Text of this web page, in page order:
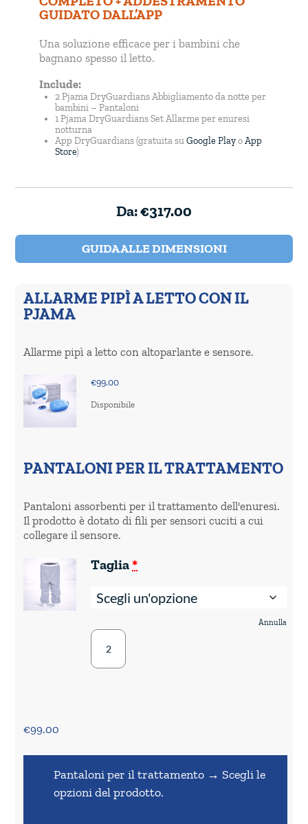
GUIDATO DALL’APP
Una soluzione efficace per i bambini che
bagnano spesso il letto.
Include:
2 Pjama DryGuardians Abbigliamento da notte per
bambini – Pantaloni
1 Pjama DryGuardians Set Allarme per enuresi
notturna
App DryGuardians (gratuita suGoogle PlayoApp
Store)
Da:€317.00
GUIDA ALLE DIMENSIONI
ALLARME PIPÌ A LETTO CON IL
PJAMA
Allarme pipì a letto con altoparlante e sensore.
€99.00
Disponibile
PANTALONI PER IL TRATTAMENTO
Pantaloni assorbenti per il trattamento dell'enuresi.
Il prodotto è dotato di fili per sensori cuciti a cui
collegare il sensore.
Taglia(per
Pjama
Abbigliamento
*
Annulla
Pjama
DryGuardians
Abbigliamento
quantità
€99.00
Pantaloni per il trattamento → Scegli le
opzioni del prodotto.